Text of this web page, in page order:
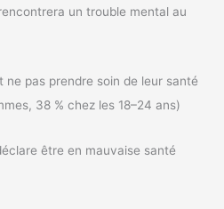
un trouble mental au
ne pas prendre soin de leur santé
38 % chez les 18–24 ans)
être en mauvaise santé